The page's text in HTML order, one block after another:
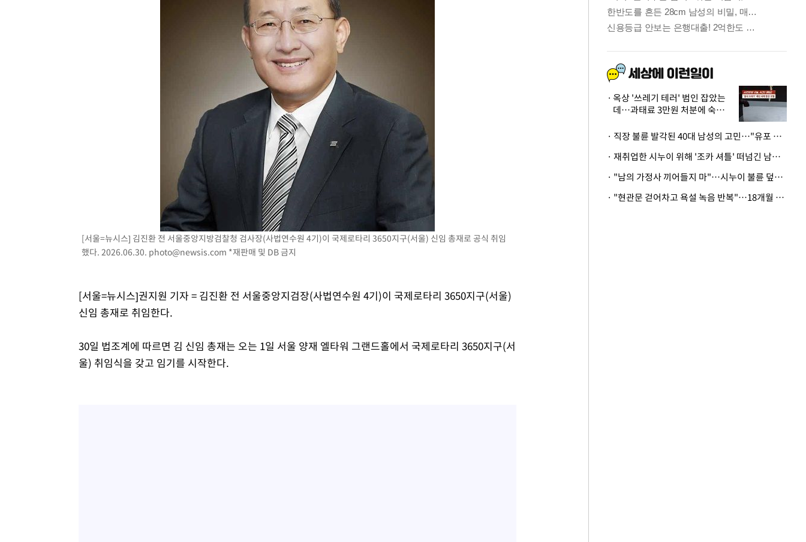
"미 전국적 살모네라 식중독 원인은 멕시코산 할라피뇨"-- CDC
[속보]경찰·노동부, HL만도 평택사업장 끼임 사망 관련 압수수색
[속보]합수본, '투표율 허위 입력' 중앙·서울·경기도 선관위 등 9곳
[속보]삼성전자·SK하이닉스 동반 강보합…1%대 상승 출발
[속보]코스닥, 5.95포인트(0.74%) 상승한 807.62개장
[속보]코스피, 6300선 재탈환…1.09% 오른 6365.07 개장
시리아 다마스쿠스 교외에서 미니버스 폭발.. 14명 부상, 3명은 중
입추에도 극한더위…서울 낮 39도 '폭염중대경보'
이란, 호르무즈서 "적국 목표물들"과 대치로 남부 케슘섬에서 두차
[속보]美, 폴리실리콘 수입 규제…파생제품 15% 관세, 120일 후
[속보]트럼프, 美 원정출산 금지 행정명령 서명
[속보] 뉴욕증시, 일제 하락 마감…나스닥 0.06%↓
[서울=뉴시스] 김진환 전 서울중앙지방검찰청 검사장(사법연수원 4기)이 국제로타리 3650지구(서울) 신임 총재로 공식 취임
했다. 2026.06.30. photo@newsis.com *재판매 및 DB 금지
[서울=뉴시스]권지원 기자 = 김진환 전 서울중앙지검장(사법연수원 4기)이 국제로타리 3650지구(서울)
신임 총재로 취임한다.
30일 법조계에 따르면 김 신임 총재는 오는 1일 서울 양재 엘타워 그랜드홀에서 국제로타리 3650지구(서
울) 취임식을 갖고 임기를 시작한다.
옥상 '쓰레기 테러' 범인 잡았는
데…과태료 3만원 처분에 숙박업
· 직장 불륜 발각된 40대 남성의 고민…"유포 동료 명예훼손·협박죄 고소 가능할까"
· 재취업한 시누이 위해 '조카 셔틀' 떠넘긴 남편…아내 "난 못한다"
· "남의 가정사 끼어들지 마"…시누이 불륜 덮으려는 남편에 억울한 아내
· "현관문 걷어차고 욕설 녹음 반복"…18개월 아기 키우는 집 뒤흔든 '앞집의 비극'